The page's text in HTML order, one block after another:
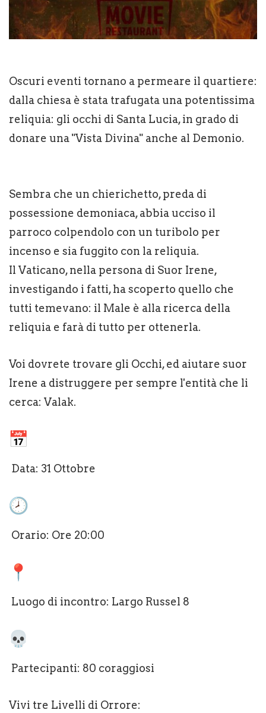
Oscuri eventi tornano a permeare il quartiere:
dalla chiesa è stata trafugata una potentissima
reliquia: gli occhi di Santa Lucia, in grado di
donare una "Vista Divina" anche al Demonio.
Sembra che un chierichetto, preda di
possessione demoniaca, abbia ucciso il
parroco colpendolo con un turibolo per
incenso e sia fuggito con la reliquia.
Il Vaticano, nella persona di Suor Irene,
investigando i fatti, ha scoperto quello che
tutti temevano: il Male è alla ricerca della
reliquia e farà di tutto per ottenerla.
Voi dovrete trovare gli Occhi, ed aiutare suor
Irene a distruggere per sempre l'entità che li
cerca: Valak.
Data: 31 Ottobre
Orario: Ore 20:00
Luogo di incontro: Largo Russel 8
Partecipanti: 80 coraggiosi
Vivi tre Livelli di Orrore: